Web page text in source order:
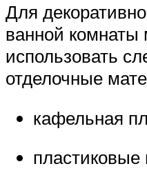
Для
ванной комнаты
использовать
отделочные
кафельная
пластиковые